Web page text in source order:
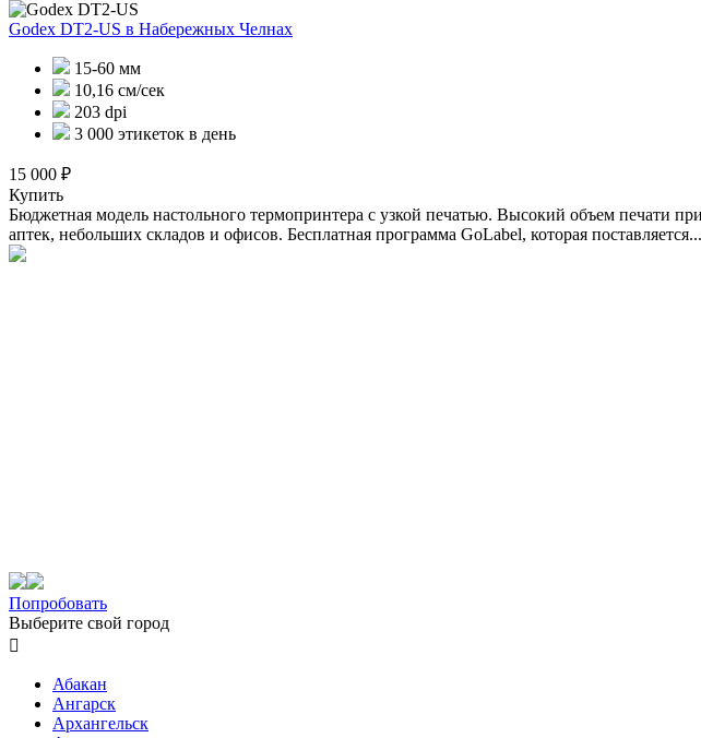
Godex DT2-US в Набережных Челнах
15-60 мм
10,16 см/сек
203 dpi
3 000 этикеток в день
15 000 ₽
Купить
Бюджетная модель настольного термопринтера с узкой печатью. Высокий объем печати
аптек, небольших складов и офисов. Бесплатная программа GoLabel, которая поставляется...
Попробовать
Выберите свой город

Абакан
Ангарск
Архангельск